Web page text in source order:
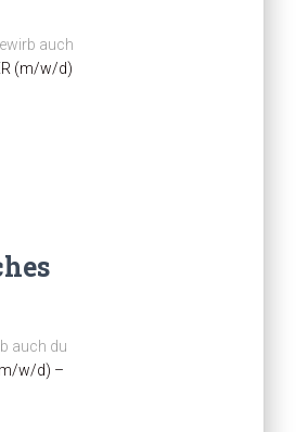
auch
(m/w/d)
auch du
w/d) –